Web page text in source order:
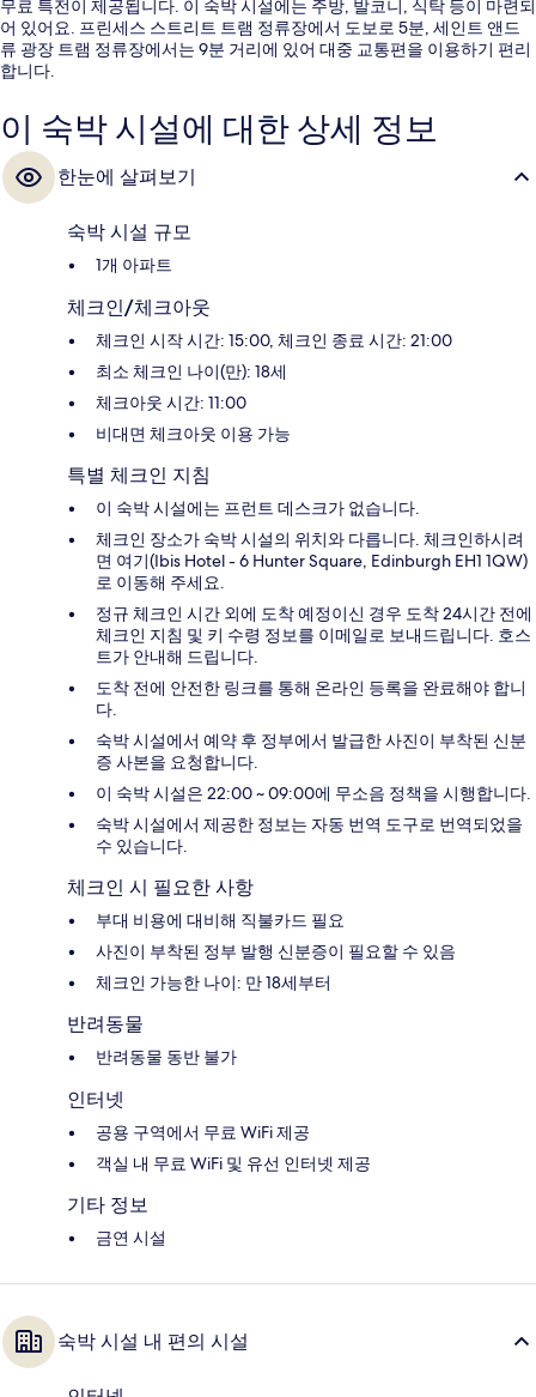
무료 특전이 제공됩니다. 이 숙박 시설에는 주방, 발코니, 식탁 등이 마련되
어 있어요. 프린세스 스트리트 트램 정류장에서 도보로 5분, 세인트 앤드
류 광장 트램 정류장에서는 9분 거리에 있어 대중 교통편을 이용하기 편리
합니다.
이 숙박 시설에 대한 상세 정보
한눈에 살펴보기
숙박 시설 규모
1개 아파트
체크인/체크아웃
체크인 시작 시간: 15:00, 체크인 종료 시간: 21:00
최소 체크인 나이(만): 18세
체크아웃 시간: 11:00
비대면 체크아웃 이용 가능
특별 체크인 지침
이 숙박 시설에는 프런트 데스크가 없습니다.
체크인 장소가 숙박 시설의 위치와 다릅니다. 체크인하시려
면 여기(Ibis Hotel - 6 Hunter Square, Edinburgh EH1 1QW)
로 이동해 주세요.
정규 체크인 시간 외에 도착 예정이신 경우 도착 24시간 전에
체크인 지침 및 키 수령 정보를 이메일로 보내드립니다. 호스
트가 안내해 드립니다.
도착 전에 안전한 링크를 통해 온라인 등록을 완료해야 합니
다.
숙박 시설에서 예약 후 정부에서 발급한 사진이 부착된 신분
증 사본을 요청합니다.
이 숙박 시설은 22:00 ~ 09:00에 무소음 정책을 시행합니다.
숙박 시설에서 제공한 정보는 자동 번역 도구로 번역되었을
수 있습니다.
체크인 시 필요한 사항
부대 비용에 대비해 직불카드 필요
사진이 부착된 정부 발행 신분증이 필요할 수 있음
체크인 가능한 나이: 만 18세부터
반려동물
반려동물 동반 불가
인터넷
공용 구역에서 무료 WiFi 제공
객실 내 무료 WiFi 및 유선 인터넷 제공
기타 정보
금연 시설
숙박 시설 내 편의 시설